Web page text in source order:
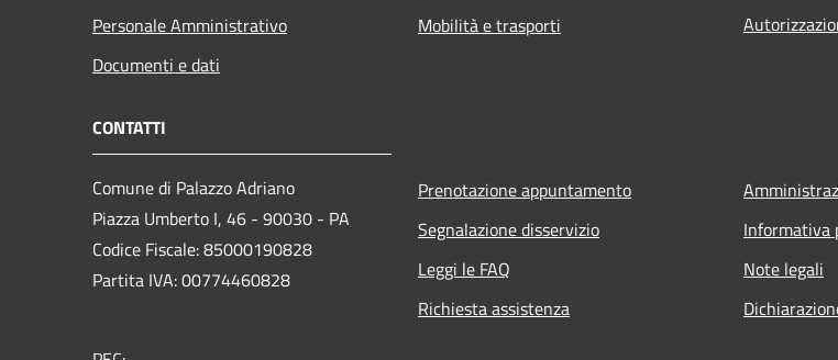
Personale Amministrativo
Documenti e dati
Mobilità e trasporti
CONTATTI
Comune di Palazzo Adriano
Piazza Umberto I, 46 - 90030 - PA
Codice Fiscale: 85000190828
Partita IVA: 00774460828
Prenotazione appuntamento
Segnalazione disservizio
Leggi le FAQ
Richiesta assistenza
Informativa
Note legali